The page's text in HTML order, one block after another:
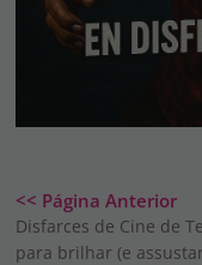
<< Página Anterior
Disfarces de Cine de
para brilhar (e